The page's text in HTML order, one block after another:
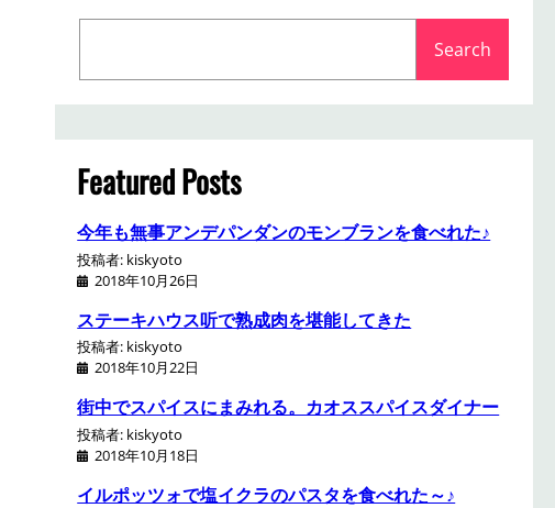
a
r
c
h
Search
Featured Posts
今年も無事アンデパンダンのモンブランを食べれた♪
投稿者: kiskyoto
2018年10月26日
ステーキハウス听で熟成肉を堪能してきた
投稿者: kiskyoto
2018年10月22日
街中でスパイスにまみれる。カオススパイスダイナー
投稿者: kiskyoto
2018年10月18日
イルポッツォで塩イクラのパスタを食べれた～♪